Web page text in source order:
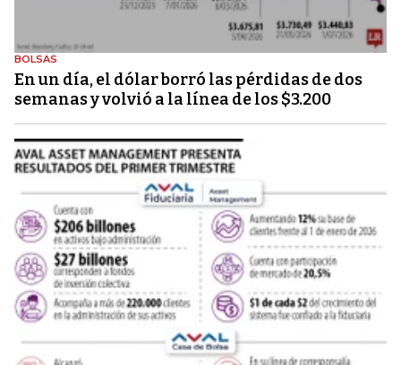
BOLSAS
En un día, el dólar borró las pérdidas de dos
semanas y volvió a la línea de los $3.200